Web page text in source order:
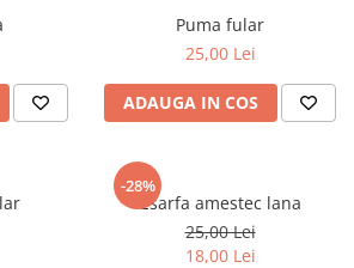
Puma fular
25,00 Lei
ADAUGA IN COS
-28%
Esarfa amestec lana
25,00 Lei
18,00 Lei